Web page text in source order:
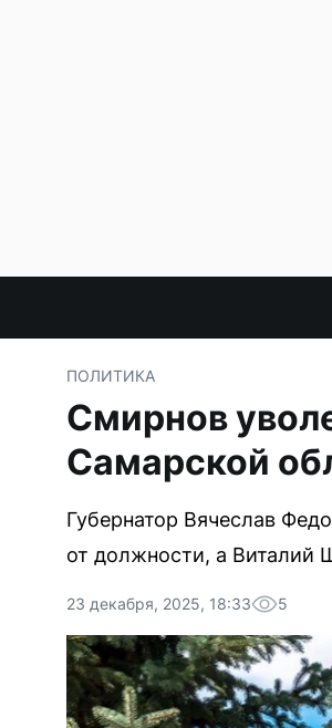
ПОЛИТИКА
Смирнов
Самарской
Губернатор Вячеслав
от должности, а Виталий
23 декабря, 2025, 18:33 5